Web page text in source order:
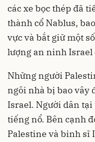
các xe bọc thép đã
thành cổ Nablus,
vực và bắt giữ một
lượng an ninh
Những người
ngôi nhà bị bao vây
Israel. Người dân
tiếng nổ. Bên cạnh
Palestine và binh sĩ